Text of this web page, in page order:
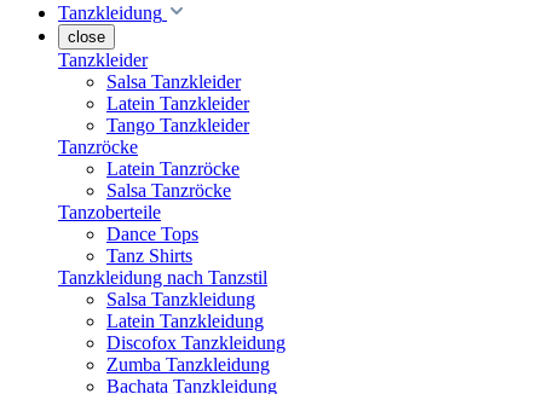
Tanzkleidung
close
Tanzkleider
Salsa Tanzkleider
Latein Tanzkleider
Tango Tanzkleider
Tanzröcke
Latein Tanzröcke
Salsa Tanzröcke
Tanzoberteile
Dance Tops
Tanz Shirts
Tanzkleidung nach Tanzstil
Salsa Tanzkleidung
Latein Tanzkleidung
Discofox Tanzkleidung
Zumba Tanzkleidung
Bachata Tanzkleidung